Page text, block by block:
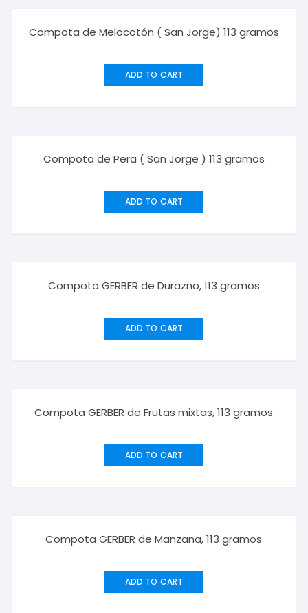
Compota de Melocotón ( San Jorge) 113 gramos
ADD TO CART
Compota de Pera ( San Jorge ) 113 gramos
ADD TO CART
Compota GERBER de Durazno, 113 gramos
ADD TO CART
Compota GERBER de Frutas mixtas, 113 gramos
ADD TO CART
Compota GERBER de Manzana, 113 gramos
ADD TO CART